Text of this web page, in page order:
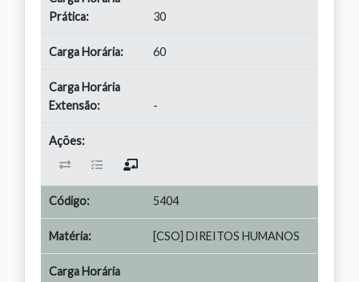
30
60
-
5404
[CSO] DIREITOS HUMANOS